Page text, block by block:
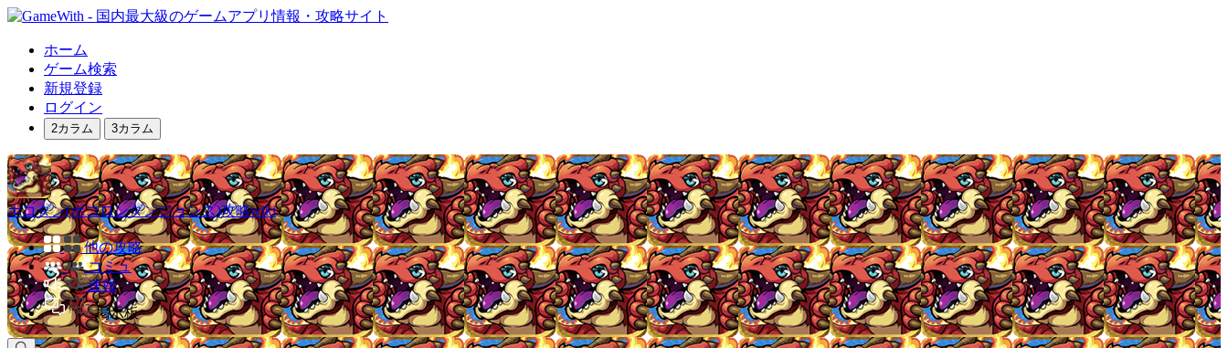
ホーム
ゲーム検索
新規登録
ログイン
2カラム 3カラム
ポコダン(ポコロンダンジョンズ)攻略wiki
他の攻略
コミュ
速報
掲示板